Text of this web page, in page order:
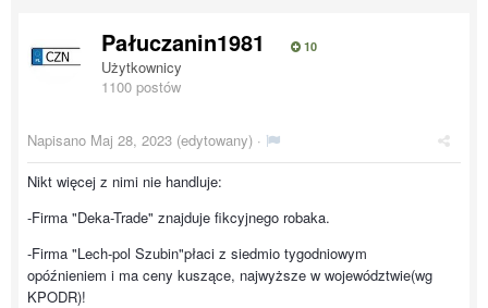
Pałuczanin1981 10
Użytkownicy
1100 postów
Napisano Maj 28, 2023 (edytowany) ·
Nikt więcej z nimi nie handluje:
-Firma "Deka-Trade" znajduje fikcyjnego robaka.
-Firma "Lech-pol Szubin"płaci z siedmio tygodniowym
opóźnieniem i ma ceny kuszące, najwyższe w województwie(wg
KPODR)!